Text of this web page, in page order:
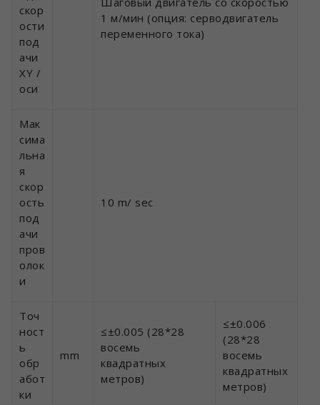
скор
ости
под
ачи
XY /
оси
1 м/мин (опция: серводвигатель
переменного тока)
Мак
сима
льна
я
скор
ость
под
ачи
пров
олок
и
10 m/ sec
Точ
ност
ь
обр
абот
ки
mm
≤±0.005 (28*28
восемь
квадратных
метров)
≤±0.006
(28*28
восемь
квадратных
метров)